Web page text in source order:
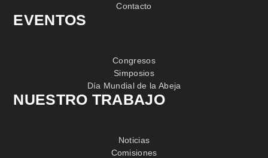
Contacto
EVENTOS
Congresos
Simposios
Día Mundial de la Abeja
NUESTRO TRABAJO
Noticias
Comisiones